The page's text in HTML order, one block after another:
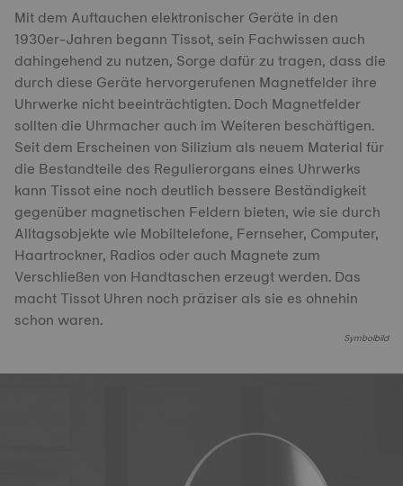
Mit dem Auftauchen elektronischer Geräte in den
1930er-Jahren begann Tissot, sein Fachwissen auch
dahingehend zu nutzen, Sorge dafür zu tragen, dass die
durch diese Geräte hervorgerufenen Magnetfelder ihre
Uhrwerke nicht beeinträchtigten. Doch Magnetfelder
sollten die Uhrmacher auch im Weiteren beschäftigen.
Seit dem Erscheinen von Silizium als neuem Material für
die Bestandteile des Regulierorgans eines Uhrwerks
kann Tissot eine noch deutlich bessere Beständigkeit
gegenüber magnetischen Feldern bieten, wie sie durch
Alltagsobjekte wie Mobiltelefone, Fernseher, Computer,
Haartrockner, Radios oder auch Magnete zum
Verschließen von Handtaschen erzeugt werden. Das
macht Tissot Uhren noch präziser als sie es ohnehin
schon waren.
Symbolbild